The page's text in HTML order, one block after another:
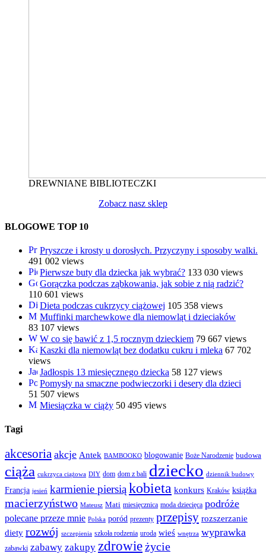
DREWNIANE BIBLIOTECZKI
Zobacz nasz sklep
BLOGOWE TOP 10
Pryszcze i krosty u dorosłych. Przyczyny i sposoby walki.
491 002 views
Pierwsze buty dla dziecka jak wybrać? 133 030 views
Gorączka podczas ząbkowania, jak sobie z nią radzić?
110 601 views
Dieta podczas cukrzycy ciążowej 105 358 views
Muffinki marchewkowe dla niemowląt i dzieciaków
83 107 views
W co się bawić z 1,5 rocznym dzieckiem 79 667 views
Kaszki dla niemowląt bez dodatku cukru i mleka 67 702
views
Jadłospis 13 miesięcznego dziecka 58 127 views
Pomysły na smaczne podwieczorki i desery dla dzieci
51 507 views
Miesiączka w ciąży 50 495 views
Tagi
akcesoria akcje Antek BAMBOOKO blogowanie Boże Narodzenie budowa
ciąża cukrzyca ciążowa DIY dom dom z bali dziecko dziennik budowy
Francja jesień karmienie piersiąkobieta konkurs Kraków książka
macierzyństwo Mateusz Mati miesięcznica moda dziecięca podróże
polecane przeze mnie Polska poród prezenty przepisy rozszerzanie
diety rozwój szczepienia szkoła rodzenia uroda wieś wnętrza wyprawka
zabawki zabawy zakupy zdrowieżycie